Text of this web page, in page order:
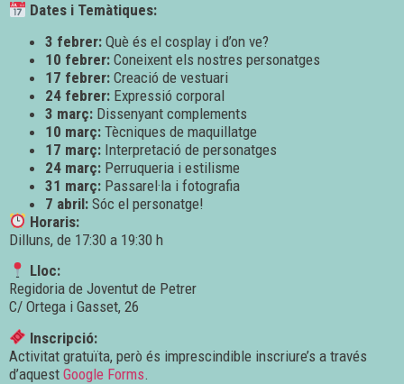
Dates i Temàtiques:
3 febrer: Què és el cosplay i d’on ve?
10 febrer: Coneixent els nostres personatges
17 febrer: Creació de vestuari
24 febrer: Expressió corporal
3 març: Dissenyant complements
10 març: Tècniques de maquillatge
17 març: Interpretació de personatges
24 març: Perruqueria i estilisme
31 març: Passarel·la i fotografia
7 abril: Sóc el personatge!
Horaris:
Dilluns, de 17:30 a 19:30 h
Lloc:
Regidoria de Joventut de Petrer
C/ Ortega i Gasset, 26
Inscripció:
Activitat gratuïta, però és imprescindible inscriure’s a través
d’aquest Google Forms